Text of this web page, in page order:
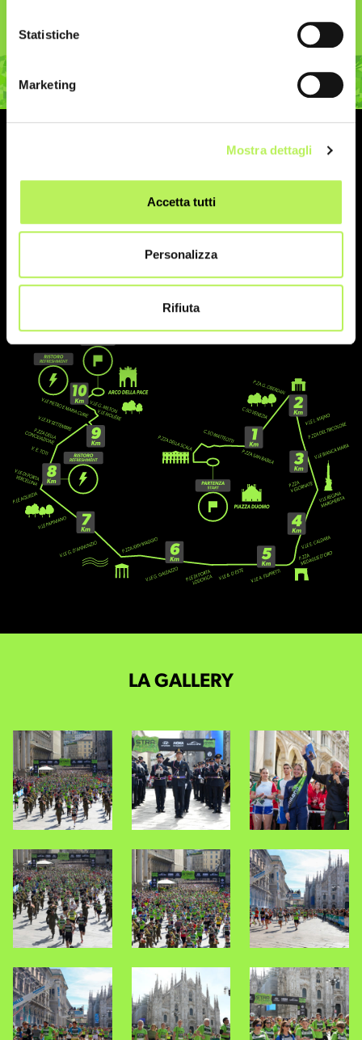
Statistiche
Marketing
Mostra dettagli
Accetta tutti
Personalizza
Rifiuta
I PERCORSI
Visualizza i dettagli del Percorso
LA GALLERY